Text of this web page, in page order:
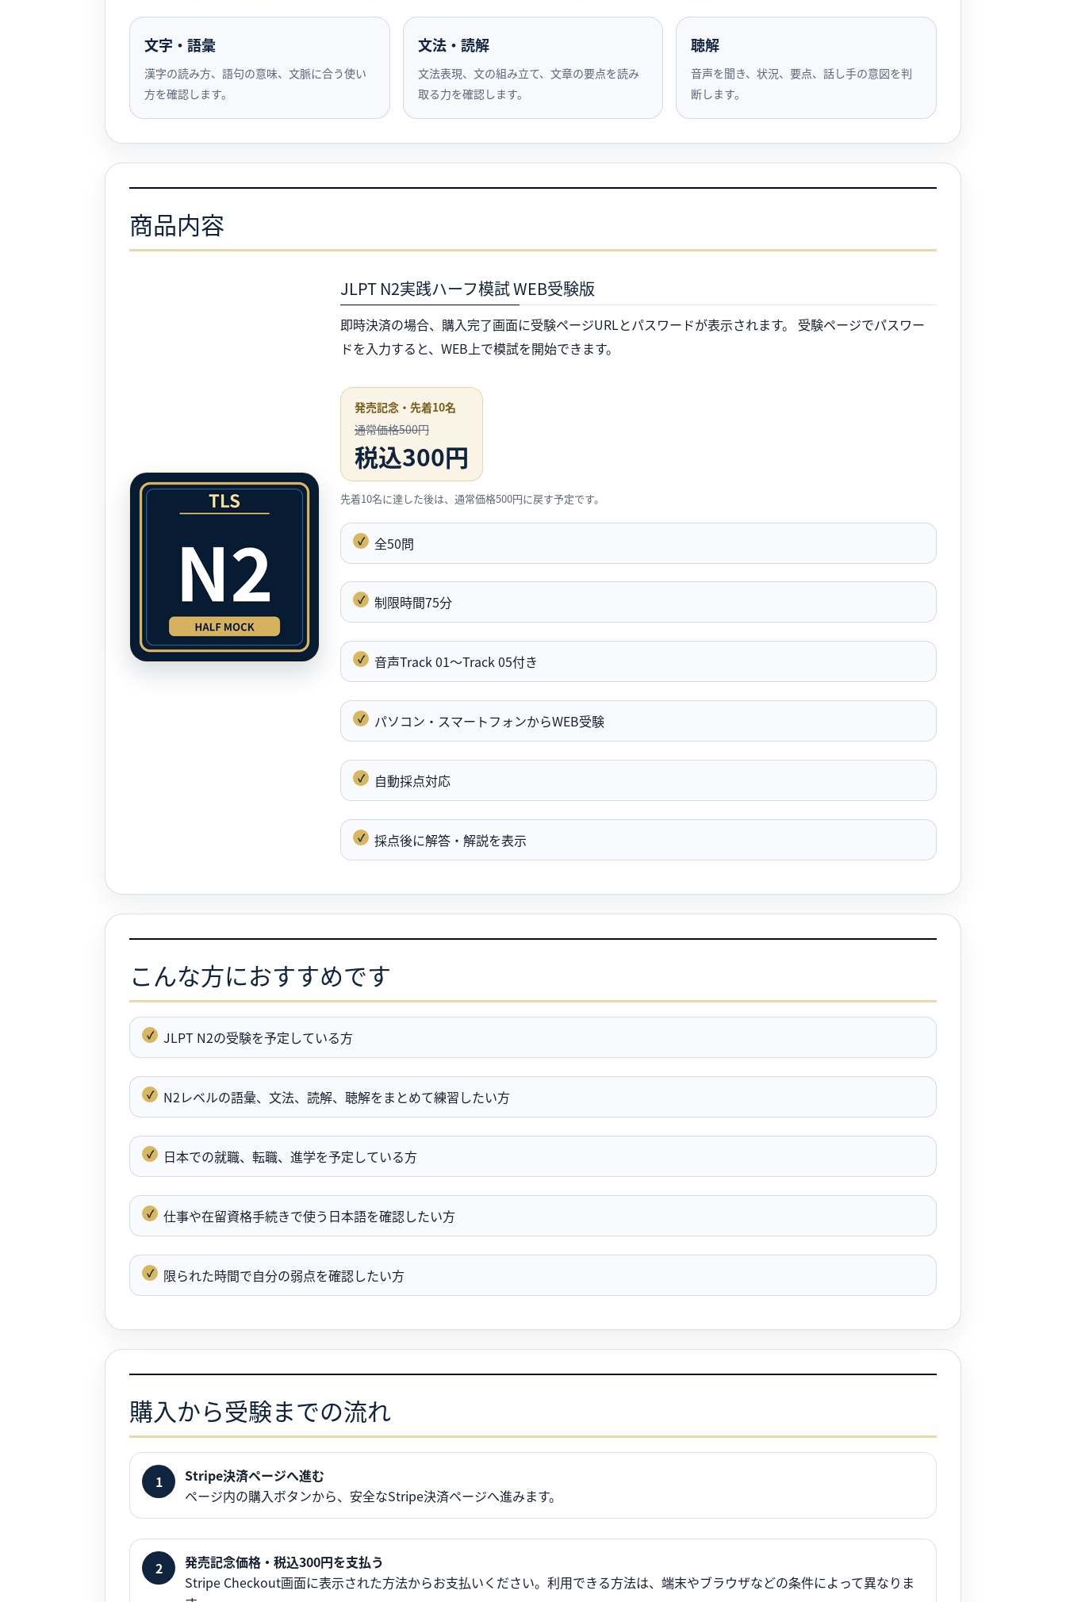
文字・語彙
漢字の読み方、語句の意味、文脈に合う使い
方を確認します。
文法・読解
文法表現、文の組み立て、文章の要点を読み
取る力を確認します。
聴解
音声を聞き、状況、要点、話し手の意図を判
断します。
商品内容
JLPT N2実践ハーフ模試 WEB受験版
即時決済の場合、購入完了画面に受験ページURLとパスワードが表示されます。 受験ページでパスワー
ドを入力すると、WEB上で模試を開始できます。
発売記念・先着10名
通常価格500円
税込300円
先着10名に達した後は、通常価格500円に戻す予定です。
全50問
制限時間75分
音声Track 01〜Track 05付き
パソコン・スマートフォンからWEB受験
自動採点対応
採点後に解答・解説を表示
こんな方におすすめです
JLPT N2の受験を予定している方
N2レベルの語彙、文法、読解、聴解をまとめて練習したい方
日本での就職、転職、進学を予定している方
仕事や在留資格手続きで使う日本語を確認したい方
限られた時間で自分の弱点を確認したい方
購入から受験までの流れ
Stripe決済ページへ進む
ページ内の購入ボタンから、安全なStripe決済ページへ進みます。
発売記念価格・税込300円を支払う
Stripe Checkout画面に表示された方法からお支払いください。利用できる方法は、端末やブラウザなどの条件によって異なりま